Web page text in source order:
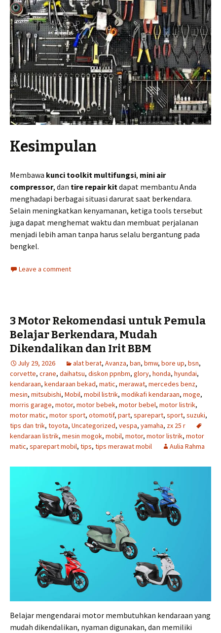
Kesimpulan
Membawa kunci toolkit multifungsi, mini air
compressor, dan tire repair kitdapat membantu Anda
menghadapi berbagai situasi darurat saat berkendara.
Selain meningkatkan kenyamanan, ketiga tools tersebut
juga dapat menghemat waktu dan membuat perjalanan
menjadi lebih aman tanpa harus selalu bergantung pada
bengkel.
Leave a comment
3 Motor Rekomendasi untuk Pemula
Belajar Berkendara, Mudah
Dikendalikan dan Irit BBM
July 29, 2026 alat berat, Avanza, ban, bmw, bore up, bsn,
corvette, crane, daihatsu, diskon ppnbm, glory, honda, hyundai,
kendaraan, kendaraan bekad, matic, merawat, mercedes benz,
mesin, mitsubishi, Mobil, mobil listrik, modikafi kendaraan, moge,
morris garage, motor, motor bebek, motor bebel, motor listrik,
motor matic, motor sport, otomotif, part, sparepart, sport, suzuki,
tips dan trik, toyota, Uncategorized, vespa, yamaha, zx 25 r
kendaraan listrik, mesin mogok, mobil, motor, motor listrik, motor
matic, sparepart mobil, tips, tips merawat mobil Aulia Rahma
Belajar mengendarai motor membutuhkan kendaraan yang
mudah dikendalikan, nyaman digunakan, dan memiliki